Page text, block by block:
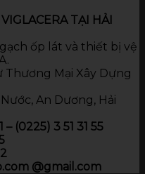
TẠI HẢI
ốp lát và thiết bị vệ
Thương Mại Xây Dựng
An Dương, Hải
– (0225) 3 51 31 55
@gmail.com